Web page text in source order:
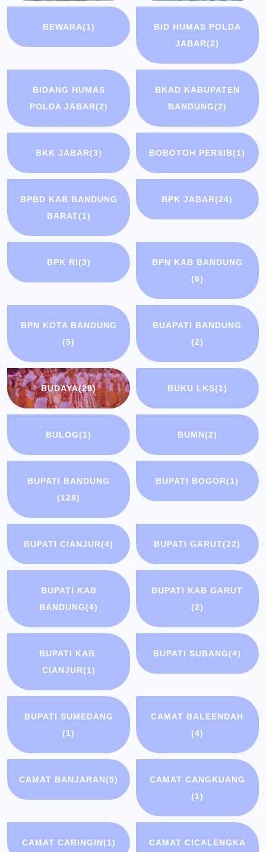
BEWARA(1)
BID HUMAS POLDA
JABAR(2)
BIDANG HUMAS
POLDA JABAR(2)
BKAD KABUPATEN
BANDUNG(2)
BKK JABAR(3) BOBOTOH PERSIB(1)
BPBD KAB BANDUNG
BARAT(1)
BPK JABAR(24)
BPK RI(3)
BPN KAB BANDUNG
(6)
BPN KOTA BANDUNG
(5)
BUAPATI BANDUNG
(2)
BUDAYA(29) BUKU LKS(1)
BULOG(1) BUMN(2)
BUPATI BANDUNG
(128)
BUPATI BOGOR(1)
BUPATI CIANJUR(4) BUPATI GARUT(22)
BUPATI KAB
BANDUNG(4)
BUPATI KAB GARUT
(2)
BUPATI KAB.
CIANJUR(1)
BUPATI SUBANG(4)
BUPATI SUMEDANG
(1)
CAMAT BALEENDAH
(4)
CAMAT BANJARAN(5)
CAMAT CANGKUANG
(1)
CAMAT CARINGIN(1)
CAMAT CICALENGKA